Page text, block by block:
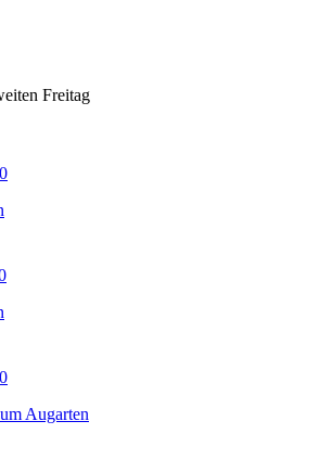
Freitag
Augarten